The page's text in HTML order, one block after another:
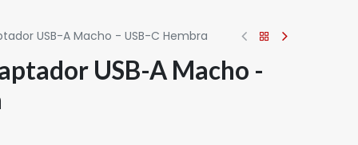
USB-A Macho - USB-C Hembra
USB-A Macho -